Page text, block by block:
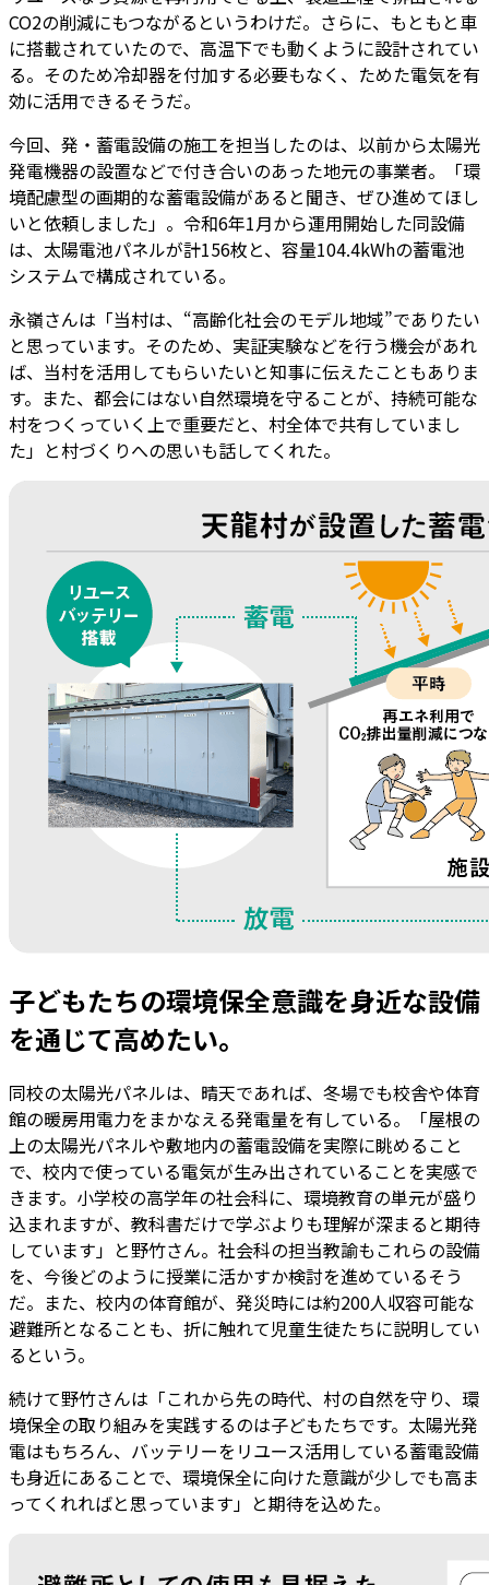
CO2の削減にもつながるというわけだ。さらに、もともと車
に搭載されていたので、高温下でも動くように設計されてい
る。そのため冷却器を付加する必要もなく、ためた電気を有
効に活用できるそうだ。
今回、発・蓄電設備の施工を担当したのは、以前から太陽光
発電機器の設置などで付き合いのあった地元の事業者。「環
境配慮型の画期的な蓄電設備があると聞き、ぜひ進めてほし
いと依頼しました」。令和6年1月から運用開始した同設備
は、太陽電池パネルが計156枚と、容量104.4kWhの蓄電池
システムで構成されている。
永嶺さんは「当村は、“高齢化社会のモデル地域”でありたい
と思っています。そのため、実証実験などを行う機会があれ
ば、当村を活用してもらいたいと知事に伝えたこともありま
す。また、都会にはない自然環境を守ることが、持続可能な
村をつくっていく上で重要だと、村全体で共有していまし
た」と村づくりへの思いも話してくれた。
子どもたちの環境保全意識を身近な設備
を通じて高めたい。
同校の太陽光パネルは、晴天であれば、冬場でも校舎や体育
館の暖房用電力をまかなえる発電量を有している。「屋根の
上の太陽光パネルや敷地内の蓄電設備を実際に眺めること
で、校内で使っている電気が生み出されていることを実感で
きます。小学校の高学年の社会科に、環境教育の単元が盛り
込まれますが、教科書だけで学ぶよりも理解が深まると期待
しています」と野竹さん。社会科の担当教諭もこれらの設備
を、今後どのように授業に活かすか検討を進めているそう
だ。また、校内の体育館が、発災時には約200人収容可能な
避難所となることも、折に触れて児童生徒たちに説明してい
るという。
続けて野竹さんは「これから先の時代、村の自然を守り、環
境保全の取り組みを実践するのは子どもたちです。太陽光発
電はもちろん、バッテリーをリユース活用している蓄電設備
も身近にあることで、環境保全に向けた意識が少しでも高ま
ってくれればと思っています」と期待を込めた。